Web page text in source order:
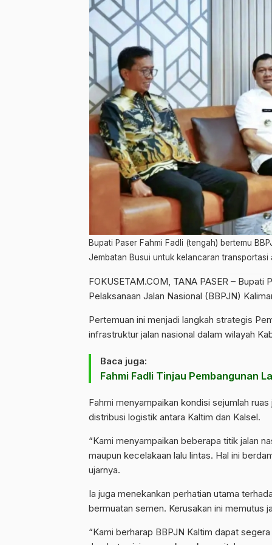
Bupati Paser Fahmi Fadli (tengah) bertemu
Jembatan Busui untuk kelancaran transportasi
FOKUSETAM.COM, TANA PASER – Bupati
Pelaksanaan Jalan Nasional (BBPJN)
Pertemuan ini menjadi langkah strategis
infrastruktur jalan nasional dalam wilayah
Baca juga:
Fahmi Fadli Tinjau Pembangunan
Fahmi menyampaikan kondisi sejumlah
distribusi logistik antara Kaltim dan Kalsel.
“Kami menyampaikan beberapa titik jalan
maupun kecelakaan lalu lintas. Hal ini
ujarnya.
Ia juga menekankan perhatian utama
bermuatan semen. Kerusakan ini memutus
“Kami berharap BBPJN Kaltim dapat